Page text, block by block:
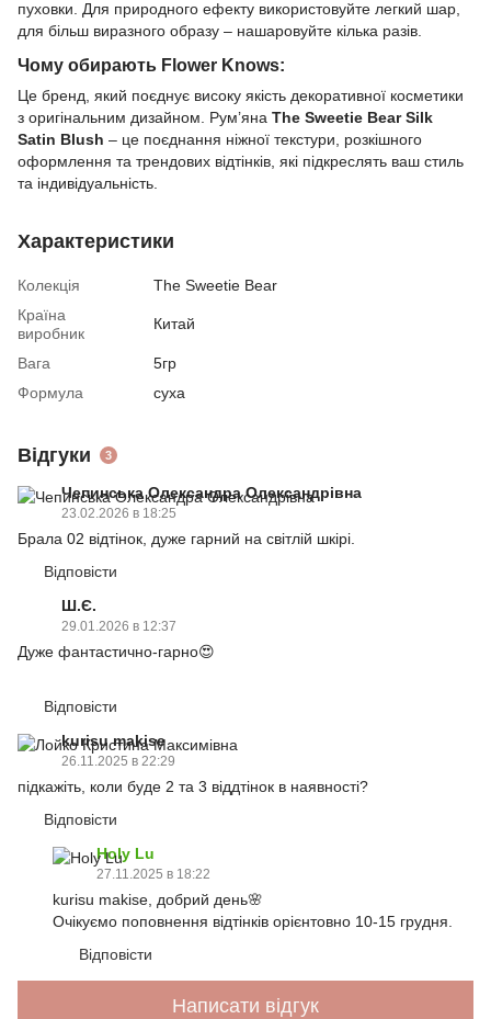
пуховки. Для природного ефекту використовуйте легкий шар,
для більш виразного образу – нашаровуйте кілька разів.
Чому обирають Flower Knows:
Це бренд, який поєднує високу якість декоративної косметики
з оригінальним дизайном. Рум’яна The Sweetie Bear Silk
Satin Blush – це поєднання ніжної текстури, розкішного
оформлення та трендових відтінків, які підкреслять ваш стиль
та індивідуальність.
Характеристики
Колекція
The Sweetie Bear
Країна
виробник
Китай
Вага
5гр
Формула
суха
Відгуки 3
Чепинська Олександра Олександрівна
23.02.2026 в 18:25
Брала 02 відтінок, дуже гарний на світлій шкірі.
Відповісти
Ш.Є.
29.01.2026 в 12:37
Дуже фантастично-гарно😍
Відповісти
kurisu makise
26.11.2025 в 22:29
підкажіть, коли буде 2 та 3 віддтінок в наявності?
Відповісти
Holy Lu
27.11.2025 в 18:22
kurisu makise, добрий день🌸
Очікуємо поповнення відтінків орієнтовно 10-15 грудня.
Відповісти
Написати відгук